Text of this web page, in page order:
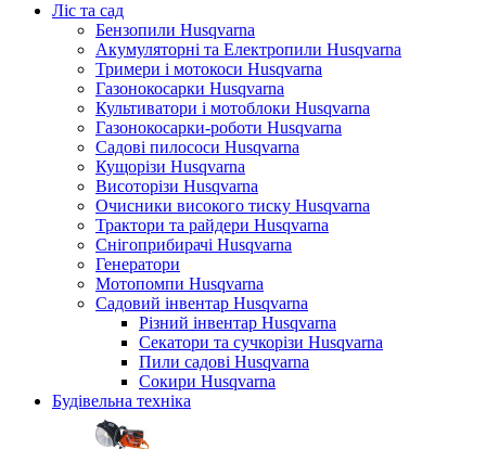
Ліс та сад
Бензопили Husqvarna
Акумуляторні та Електропили Husqvarna
Тримери і мотокоси Husqvarna
Газонокосарки Husqvarna
Культиватори і мотоблоки Husqvarna
Газонокосарки-роботи Husqvarna
Садові пилососи Husqvarna
Кущорізи Husqvarna
Висоторізи Husqvarna
Очисники високого тиску Husqvarna
Трактори та райдери Husqvarna
Снігоприбирачі Husqvarna
Генератори
Мотопомпи Husqvarna
Садовий інвентар Husqvarna
Різний інвентар Husqvarna
Секатори та сучкорізи Husqvarna
Пили садові Husqvarna
Сокири Husqvarna
Будівельна техніка